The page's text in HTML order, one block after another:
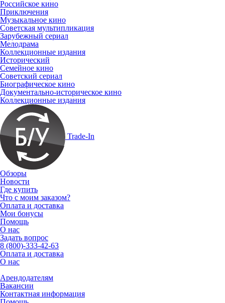
Российское кино
Приключения
Музыкальное кино
Советская мультипликация
Зарубежный сериал
Мелодрама
Коллекционные издания
Исторический
Семейное кино
Советский сериал
Биографическое кино
Документально-историческое кино
Коллекционные издания
Trade-In
Обзоры
Новости
Где купить
Что с моим заказом?
Оплата и доставка
Мои бонусы
Помощь
О нас
Задать вопрос
8 (800)-333-42-63
Оплата и доставка
О нас
Арендодателям
Вакансии
Контактная информация